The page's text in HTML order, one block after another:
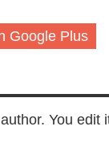
Google Plus
You edit